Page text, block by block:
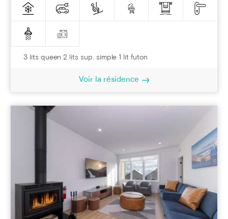
3 lits queen 2 lits sup. simple 1 lit futon
Voir la résidence